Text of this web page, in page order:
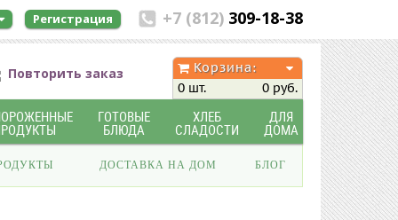
+7 (812) 309-18-38
Регистрация
Повторить заказ
Корзина:
0 шт.
0 руб.
ГОТОВЫЕ
БЛЮДА
ХЛЕБ
СЛАДОСТИ
ДЛЯ
ДОМА
ДОСТАВКА НА ДОМ БЛОГ